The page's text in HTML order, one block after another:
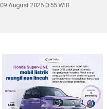
09 August 2026 0:55 WIB